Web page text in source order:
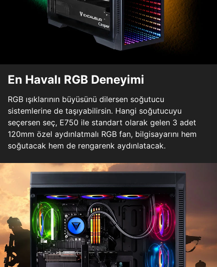
En Havalı RGB Deneyimi
RGB ışıklarının büyüsünü dilersen soğutucu
sistemlerine de taşıyabilirsin. Hangi soğutucuyu
seçersen seç, E750 ile standart olarak gelen 3 adet
120mm özel aydınlatmalı RGB fan, bilgisayarını hem
soğutacak hem de rengarenk aydınlatacak.